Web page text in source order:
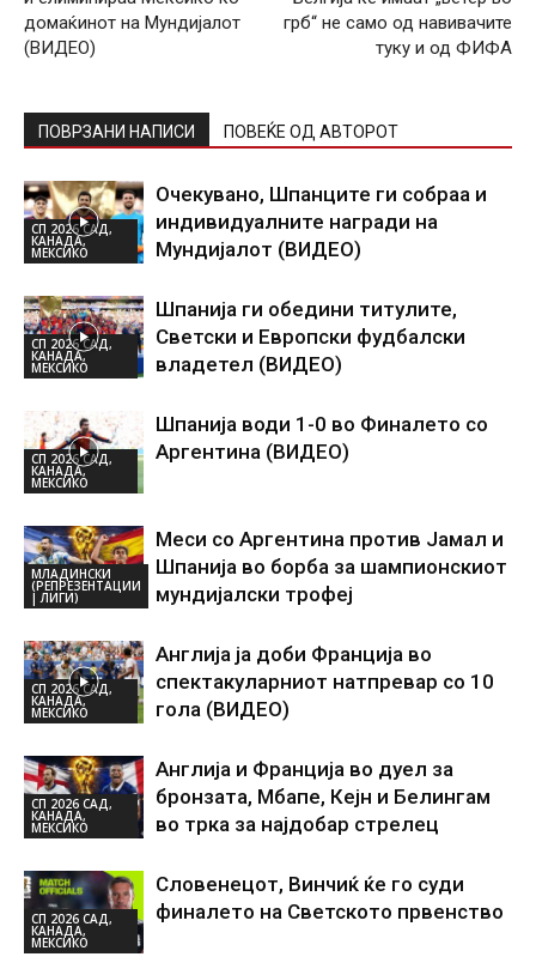
домаќинот на Мундијалот
(ВИДЕО)
грб“ не само од навивачите
туку и од ФИФА
ПОВРЗАНИ НАПИСИ ПОВЕЌЕ ОД АВТОРОТ
СП 2026 САД,
КАНАДА,
МЕКСИКО
Очекувано, Шпанците ги собраа и
индивидуалните награди на
Мундијалот (ВИДЕО)
СП 2026 САД,
КАНАДА,
МЕКСИКО
Шпанија ги обедини титулите,
Светски и Европски фудбалски
владетел (ВИДЕО)
СП 2026 САД,
КАНАДА,
МЕКСИКО
Шпанија води 1-0 во Финалето со
Аргентина (ВИДЕО)
МЛАДИНСКИ
(РЕПРЕЗЕНТАЦИИ
| ЛИГИ)
Меси со Аргентина против Јамал и
Шпанија во борба за шампионскиот
мундијалски трофеј
СП 2026 САД,
КАНАДА,
МЕКСИКО
Англија ја доби Франција во
спектакуларниот натпревар со 10
гола (ВИДЕО)
СП 2026 САД,
КАНАДА,
МЕКСИКО
Англија и Франција во дуел за
бронзата, Мбапе, Кејн и Белингам
во трка за најдобар стрелец
СП 2026 САД,
КАНАДА,
МЕКСИКО
Словенецот, Винчиќ ќе го суди
финалето на Светското првенство